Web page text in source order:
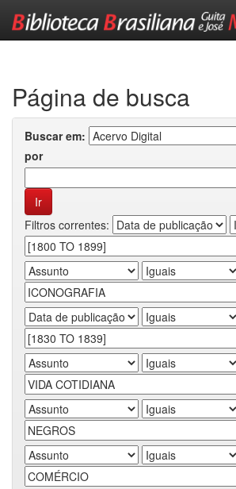
Página de busca
Buscar em:
por
Filtros correntes: